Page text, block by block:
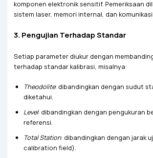
komponen elektronik sensitif. Pemeriksaan
sistem laser, memori internal, dan
3. Pengujian Terhadap Standar
Setiap parameter diukur dengan
terhadap standar kalibrasi, misalnya:
Theodolite: dibandingkan dengan sudut
diketahui.
Level: dibandingkan dengan pengukuran
referensi.
Total Station: dibandingkan dengan jarak
calibration field).